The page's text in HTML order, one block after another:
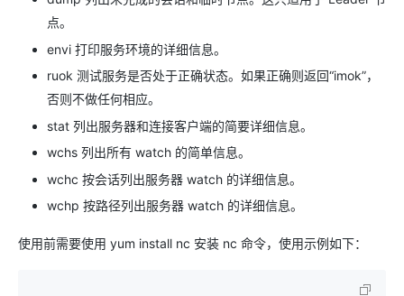
点。
envi 打印服务环境的详细信息。
ruok 测试服务是否处于正确状态。如果正确则返回“imok”，
否则不做任何相应。
stat 列出服务器和连接客户端的简要详细信息。
wchs 列出所有 watch 的简单信息。
wchc 按会话列出服务器 watch 的详细信息。
wchp 按路径列出服务器 watch 的详细信息。
使用前需要使用 yum install nc 安装 nc 命令，使用示例如下：